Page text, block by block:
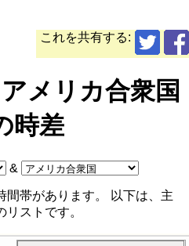
これを共有する:
メリカ合衆国
時差
&
間帯があります。 以下は、主
ストです。